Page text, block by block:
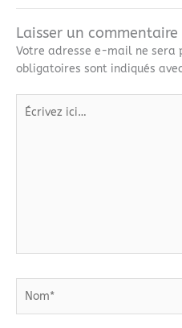
Laisser un commentaire
Votre adresse e-mail ne sera
obligatoires sont indiqués avec
ici…